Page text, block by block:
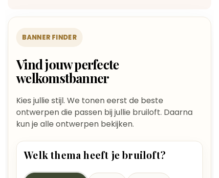
BANNER FINDER
Vind jouw perfecte
welkomstbanner
Kies jullie stijl. We tonen eerst de beste
ontwerpen die passen bij jullie bruiloft. Daarna
kun je alle ontwerpen bekijken.
Welk thema heeft je bruiloft?